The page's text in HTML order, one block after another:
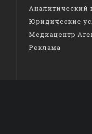
Аналитический
Юридические
Медиацентр
Реклама